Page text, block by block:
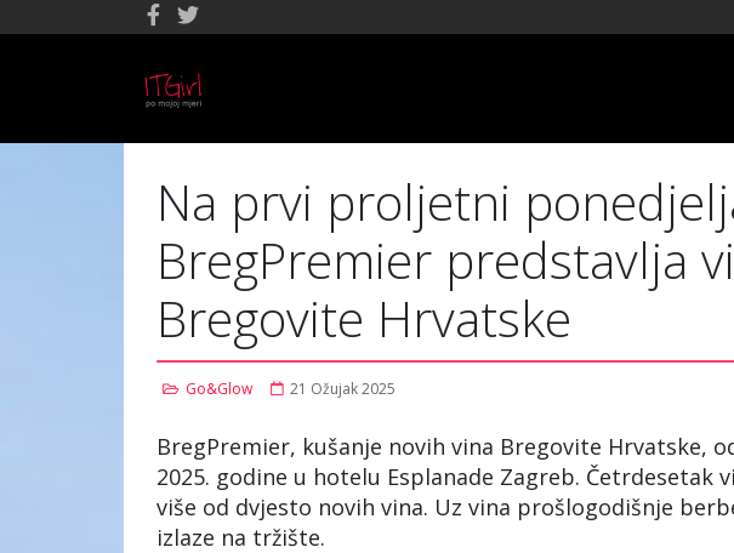
Na prvi proljetni
BregPremier predstavlja
Bregovite Hrvatske
Go&Glow 21 Ožujak 2025
BregPremier, kušanje novih vina Bregovite Hrvatske,
2025. godine u hotelu Esplanade Zagreb.
više od dvjesto novih vina. Uz vina prošlogodišnje
izlaze na tržište.